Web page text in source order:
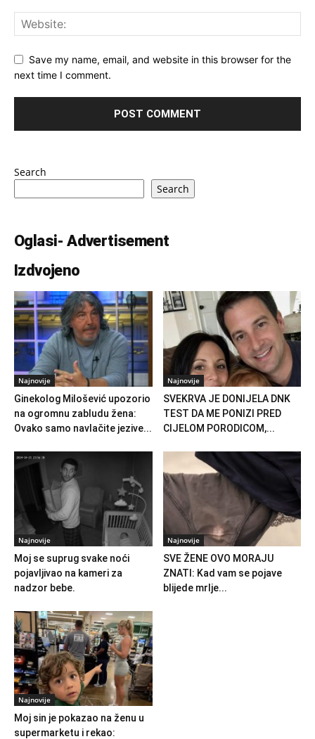
Save my name, email, and website in this browser for the
next time I comment.
Search
Search
Oglasi- Advertisement
Izdvojeno
Najnovije
Ginekolog Milošević upozorio
na ogromnu zabludu žena:
Ovako samo navlačite jezive...
Najnovije
SVEKRVA JE DONIJELA DNK
TEST DA ME PONIZI PRED
CIJELOM PORODICOM,...
Najnovije
Moj se suprug svake noći
pojavljivao na kameri za
nadzor bebe.
Najnovije
SVE ŽENE OVO MORAJU
ZNATI: Kad vam se pojave
blijede mrlje...
Najnovije
Moj sin je pokazao na ženu u
supermarketu i rekao: